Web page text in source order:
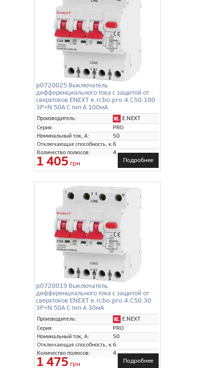
p0720025 Выключатель
дифференциального тока с защитой от
сверхтоков ENEXT e.rcbo.pro.4.C50.100
3P+N 50А С тип А 100мА
Производитель:
E.NEXT
Серия:
PRO
Номинальный ток, А:
50
Отключающая способность, кА:
6
Количество полюсов:
4
1 405 грн Подробнее
p0720019 Выключатель
дифференциального тока с защитой от
сверхтоков ENEXT e.rcbo.pro.4.C50.30
3P+N 50А С тип А 30мА
Производитель:
E.NEXT
Серия:
PRO
Номинальный ток, А:
50
Отключающая способность, кА:
6
Количество полюсов:
4
1 475 грн Подробнее